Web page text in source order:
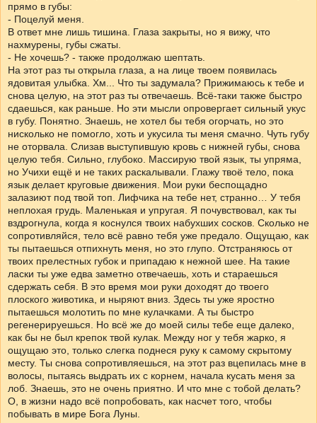
прямо в губы:
- Поцелуй меня.
В ответ мне лишь тишина. Глаза закрыты, но я вижу, что
нахмурены, губы сжаты.
- Не хочешь? - также продолжаю шептать.
На этот раз ты открыла глаза, а на лице твоем появилась
ядовитая улыбка. Хм... Что ты задумала? Прижимаюсь к тебе и
снова целую, на этот раз ты отвечаешь. Всё-таки также быстро
сдаешься, как раньше. Но эти мысли опровергает сильный укус
в губу. Понятно. Знаешь, не хотел бы тебя огорчать, но это
нисколько не помогло, хоть и укусила ты меня смачно. Чуть губу
не оторвала. Слизав выступившую кровь с нижней губы, снова
целую тебя. Сильно, глубоко. Массирую твой язык, ты упряма,
но Учихи ещё и не таких раскалывали. Глажу твоё тело, пока
язык делает круговые движения. Мои руки беспощадно
залазиют под твой топ. Лифчика на тебе нет, странно… У тебя
неплохая грудь. Маленькая и упругая. Я почувствовал, как ты
вздрогнула, когда я коснулся твоих набухших сосков. Сколько не
сопротивляйся, тело всё равно тебя уже предало. Ощущаю, как
ты пытаешься отпихнуть меня, но это глупо. Отстраняюсь от
твоих прелестных губок и припадаю к нежной шее. На такие
ласки ты уже едва заметно отвечаешь, хоть и стараешься
сдержать себя. В это время мои руки доходят до твоего
плоского животика, и ныряют вниз. Здесь ты уже яростно
пытаешься молотить по мне кулачками. А ты быстро
регенерируешься. Но всё же до моей силы тебе еще далеко,
как бы не был крепок твой кулак. Между ног у тебя жарко, я
ощущаю это, только слегка поднеся руку к самому скрытому
месту. Ты снова сопротивляешься, на этот раз вцепилась мне в
волосы, пытаясь выдрать их с корнем, начала кусать меня за
лоб. Знаешь, это не очень приятно. И что мне с тобой делать?
О, в жизни надо всё попробовать, как насчет того, чтобы
побывать в мире Бога Луны.